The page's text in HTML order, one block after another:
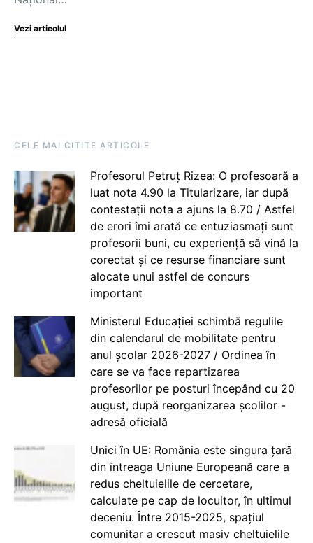
Vezi articolul
CELE MAI CITITE ARTICOLE
Profesorul Petruț Rizea: O profesoară a
luat nota 4.90 la Titularizare, iar după
contestații nota a ajuns la 8.70 / Astfel
de erori îmi arată ce entuziasmați sunt
profesorii buni, cu experiență să vină la
corectat și ce resurse financiare sunt
alocate unui astfel de concurs
important
Ministerul Educației schimbă regulile
din calendarul de mobilitate pentru
anul școlar 2026-2027 / Ordinea în
care se va face repartizarea
profesorilor pe posturi începând cu 20
august, după reorganizarea școlilor -
adresă oficială
Unici în UE: România este singura țară
din întreaga Uniune Europeană care a
redus cheltuielile de cercetare,
calculate pe cap de locuitor, în ultimul
deceniu. Între 2015-2025, spațiul
comunitar a crescut masiv cheltuielile